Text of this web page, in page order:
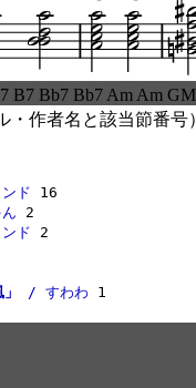
B7 Bb7 Bb7 Am Am
・作者名と該当節番号
ド
ド
/ すわわ 1